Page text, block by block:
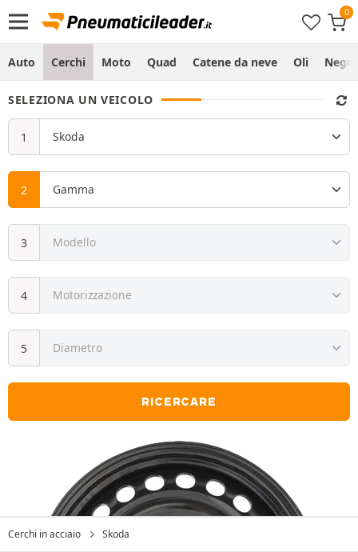
Auto Cerchi Moto Quad Catene da neve Oli
SELEZIONA UN VEICOLO
RICERCARE
Cerchi in acciaio Skoda